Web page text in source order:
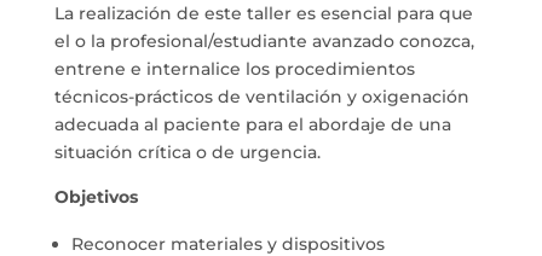
La realización de este taller es esencial para que
el o la profesional/estudiante avanzado conozca,
entrene e internalice los procedimientos
técnicos-prácticos de ventilación y oxigenación
adecuada al paciente para el abordaje de una
situación crítica o de urgencia.
Objetivos
Reconocer materiales y dispositivos